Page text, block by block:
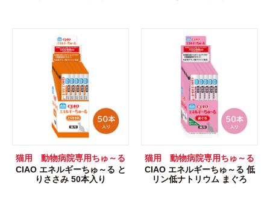
猫用 動物病院専用ちゅ～る
CIAO エネルギーちゅ～る と
りささみ 50本入り
猫用 動物病院専用ちゅ～る
CIAO エネルギーちゅ～る 低
リン低ナトリウム まぐろ